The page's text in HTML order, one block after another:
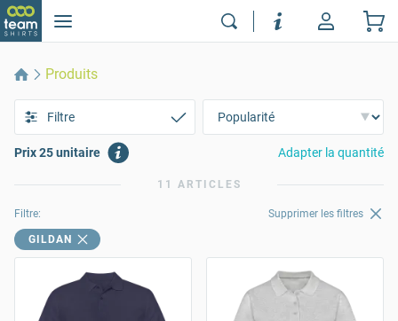
Produits
Filtre
Prix 25 unitaire Adapter la quantité
11 ARTICLES
Filtre: Supprimer les filtres
GILDAN